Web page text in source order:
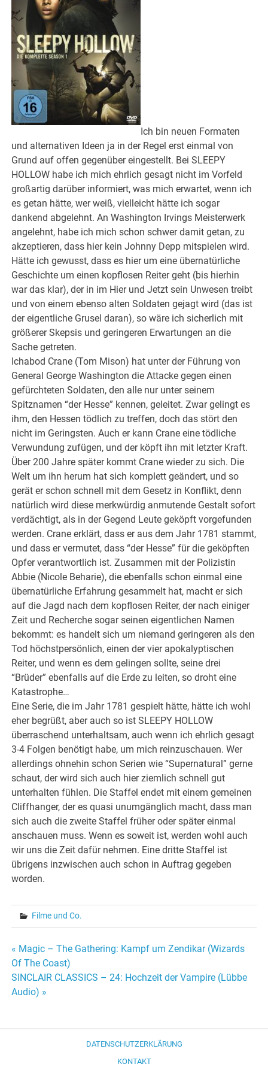
Ich bin neuen Formaten
und alternativen Ideen ja in der Regel erst einmal von
Grund auf offen gegenüber eingestellt. Bei SLEEPY
HOLLOW habe ich mich ehrlich gesagt nicht im Vorfeld
großartig darüber informiert, was mich erwartet, wenn ich
es getan hätte, wer weiß, vielleicht hätte ich sogar
dankend abgelehnt. An Washington Irvings Meisterwerk
angelehnt, habe ich mich schon schwer damit getan, zu
akzeptieren, dass hier kein Johnny Depp mitspielen wird.
Hätte ich gewusst, dass es hier um eine übernatürliche
Geschichte um einen kopflosen Reiter geht (bis hierhin
war das klar), der in im Hier und Jetzt sein Unwesen treibt
und von einem ebenso alten Soldaten gejagt wird (das ist
der eigentliche Grusel daran), so wäre ich sicherlich mit
größerer Skepsis und geringeren Erwartungen an die
Sache getreten.
Ichabod Crane (Tom Mison) hat unter der Führung von
General George Washington die Attacke gegen einen
gefürchteten Soldaten, den alle nur unter seinem
Spitznamen “der Hesse” kennen, geleitet. Zwar gelingt es
ihm, den Hessen tödlich zu treffen, doch das stört den
nicht im Geringsten. Auch er kann Crane eine tödliche
Verwundung zufügen, und der köpft ihn mit letzter Kraft.
Über 200 Jahre später kommt Crane wieder zu sich. Die
Welt um ihn herum hat sich komplett geändert, und so
gerät er schon schnell mit dem Gesetz in Konflikt, denn
natürlich wird diese merkwürdig anmutende Gestalt sofort
verdächtigt, als in der Gegend Leute geköpft vorgefunden
werden. Crane erklärt, dass er aus dem Jahr 1781 stammt,
und dass er vermutet, dass “der Hesse” für die geköpften
Opfer verantwortlich ist. Zusammen mit der Polizistin
Abbie (Nicole Beharie), die ebenfalls schon einmal eine
übernatürliche Erfahrung gesammelt hat, macht er sich
auf die Jagd nach dem kopflosen Reiter, der nach einiger
Zeit und Recherche sogar seinen eigentlichen Namen
bekommt: es handelt sich um niemand geringeren als den
Tod höchstpersönlich, einen der vier apokalyptischen
Reiter, und wenn es dem gelingen sollte, seine drei
“Brüder” ebenfalls auf die Erde zu leiten, so droht eine
Katastrophe…
Eine Serie, die im Jahr 1781 gespielt hätte, hätte ich wohl
eher begrüßt, aber auch so ist SLEEPY HOLLOW
überraschend unterhaltsam, auch wenn ich ehrlich gesagt
3-4 Folgen benötigt habe, um mich reinzuschauen. Wer
allerdings ohnehin schon Serien wie “Supernatural” gerne
schaut, der wird sich auch hier ziemlich schnell gut
unterhalten fühlen. Die Staffel endet mit einem gemeinen
Cliffhanger, der es quasi unumgänglich macht, dass man
sich auch die zweite Staffel früher oder später einmal
anschauen muss. Wenn es soweit ist, werden wohl auch
wir uns die Zeit dafür nehmen. Eine dritte Staffel ist
übrigens inzwischen auch schon in Auftrag gegeben
worden.
Filme und Co.
Beitragsnavigation
« Magic – The Gathering: Kampf um Zendikar (Wizards
Of The Coast)
SINCLAIR CLASSICS – 24: Hochzeit der Vampire (Lübbe
Audio) »
DATENSCHUTZERKLÄRUNG
KONTAKT